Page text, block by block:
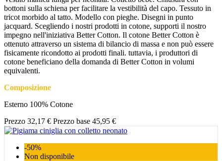
bottoni sulla schiena per facilitare la vestibilità del capo. Tessuto in
tricot morbido al tatto. Modello con pieghe. Disegni in punto
jacquard. Scegliendo i nostri prodotti in cotone, supporti il nostro
impegno nell'iniziativa Better Cotton. Il cotone Better Cotton è
ottenuto attraverso un sistema di bilancio di massa e non può essere
fisicamente ricondotto ai prodotti finali. tuttavia, i produttori di
cotone beneficiano della domanda di Better Cotton in volumi
equivalenti.
Composizione
Esterno 100% Cotone
Prezzo 32,17 € Prezzo base 45,95 €
-50%
Non disponibile